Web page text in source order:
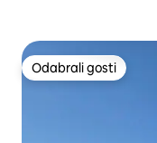
Odabrali gosti
Odabrali gosti